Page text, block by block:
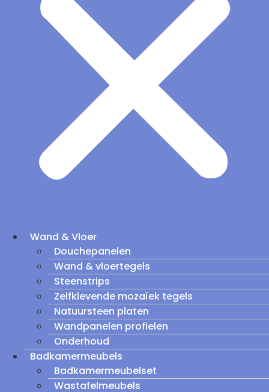
Wand & Vloer
Douchepanelen
Wand & vloertegels
Steenstrips
Zelfklevende mozaïek tegels
Natuursteen platen
Wandpanelen profielen
Onderhoud
Badkamermeubels
Badkamermeubelset
Wastafelmeubels